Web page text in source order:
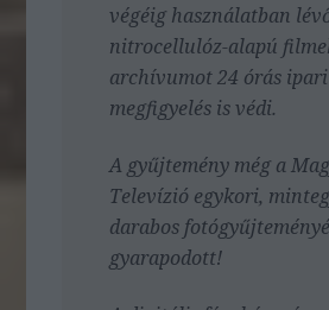
végéig használatban
nitrocellulóz-alapú
archívumot 24 órás
megfigyelés is védi.
A gyűjtemény még a
Televízió egykori,
darabos
gyarapodott!